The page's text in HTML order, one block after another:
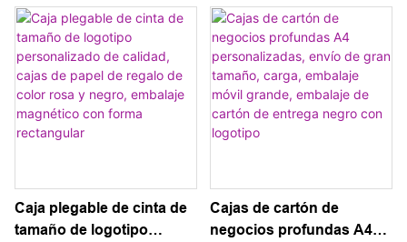
embalaje de regalo de
papel de cartón rígido
para cosméticos
hechas a mano, de lujo, al
por mayor, embalaje con
cinta
personalizado, doble puerta, cierre
magnético rígido y embalaje con
cinta. Es perfecto para empresas
que buscan exhibir sus productos
de una manera lujosa y
Caja plegable de cinta de
tamaño de logotipo
Cajas de cartón de
negocios profundas A4